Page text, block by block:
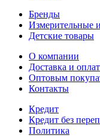
Бренды
Измерительные
Детские товары
О компании
Доставка и
Оптовым
Контакты
Кредит
Кредит без
Политика